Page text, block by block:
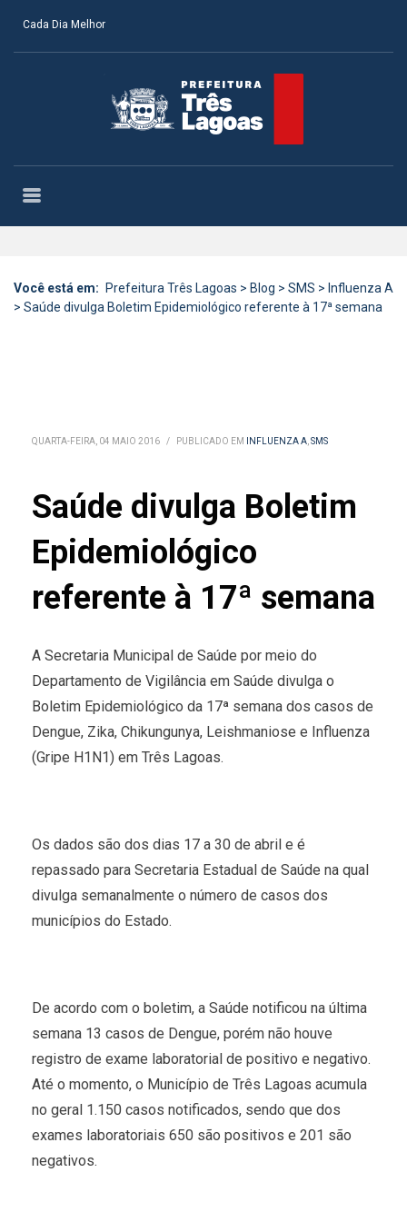
Cada Dia Melhor
Você está em: Prefeitura Três Lagoas > Blog > SMS > Influenza A
> Saúde divulga Boletim Epidemiológico referente à 17ª semana
QUARTA-FEIRA, 04 MAIO 2016 / PUBLICADO EM INFLUENZA A,SMS
Saúde divulga Boletim
Epidemiológico
referente à 17ª semana
A Secretaria Municipal de Saúde por meio do
Departamento de Vigilância em Saúde divulga o
Boletim Epidemiológico da 17ª semana dos casos de
Dengue, Zika, Chikungunya, Leishmaniose e Influenza
(Gripe H1N1) em Três Lagoas.
Os dados são dos dias 17 a 30 de abril e é
repassado para Secretaria Estadual de Saúde na qual
divulga semanalmente o número de casos dos
municípios do Estado.
De acordo com o boletim, a Saúde notificou na última
semana 13 casos de Dengue, porém não houve
registro de exame laboratorial de positivo e negativo.
Até o momento, o Município de Três Lagoas acumula
no geral 1.150 casos notificados, sendo que dos
exames laboratoriais 650 são positivos e 201 são
negativos.